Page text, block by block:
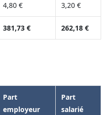
4,80 € 3,20 €
381,73 € 262,18 €
Part
employeur
Part
salarié